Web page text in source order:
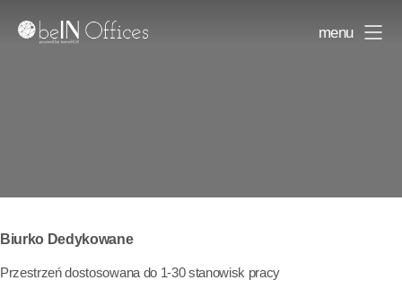
menu
Biurko Dedykowane
Przestrzeń dostosowana do 1-30 stanowisk pracy